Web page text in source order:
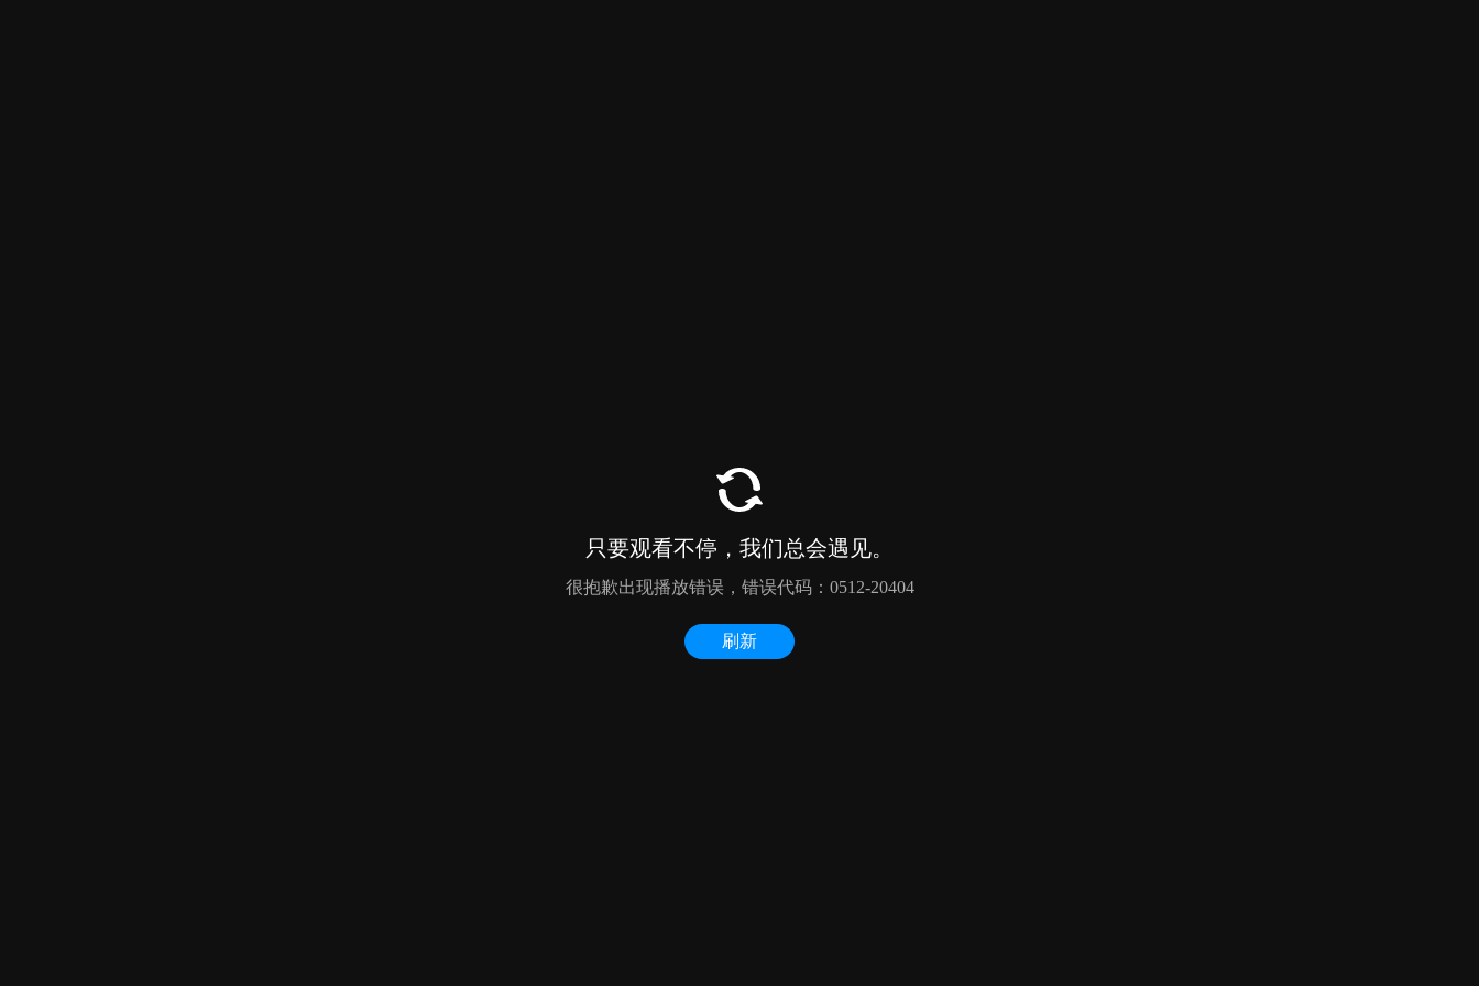
只要观看不停，我们总会遇见。
很抱歉出现播放错误，错误代码：0512-20404
刷新